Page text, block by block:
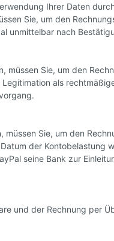
Ihrer Daten
Sie, um den
unmittelbar nach
müssen Sie, um den
als
Sie, um den
der
seine Bank zur
und der Rechnung per